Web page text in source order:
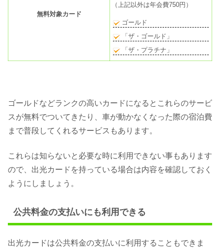
無料対象カード
（上記以外は年会費750円）
ゴールド
「ザ・ゴールド」
「ザ・プラチナ」
ゴールドなどランクの高いカードになるとこれらのサービ
スが無料でついてきたり、車が動かなくなった際の宿泊費
まで普段してくれるサービスもあります。
これらは知らないと必要な時に利用できない事もあります
ので、出光カードを持っている場合は内容を確認しておく
ようにしましょう。
公共料金の支払いにも利用できる
出光カードは公共料金の支払いに利用することもできま